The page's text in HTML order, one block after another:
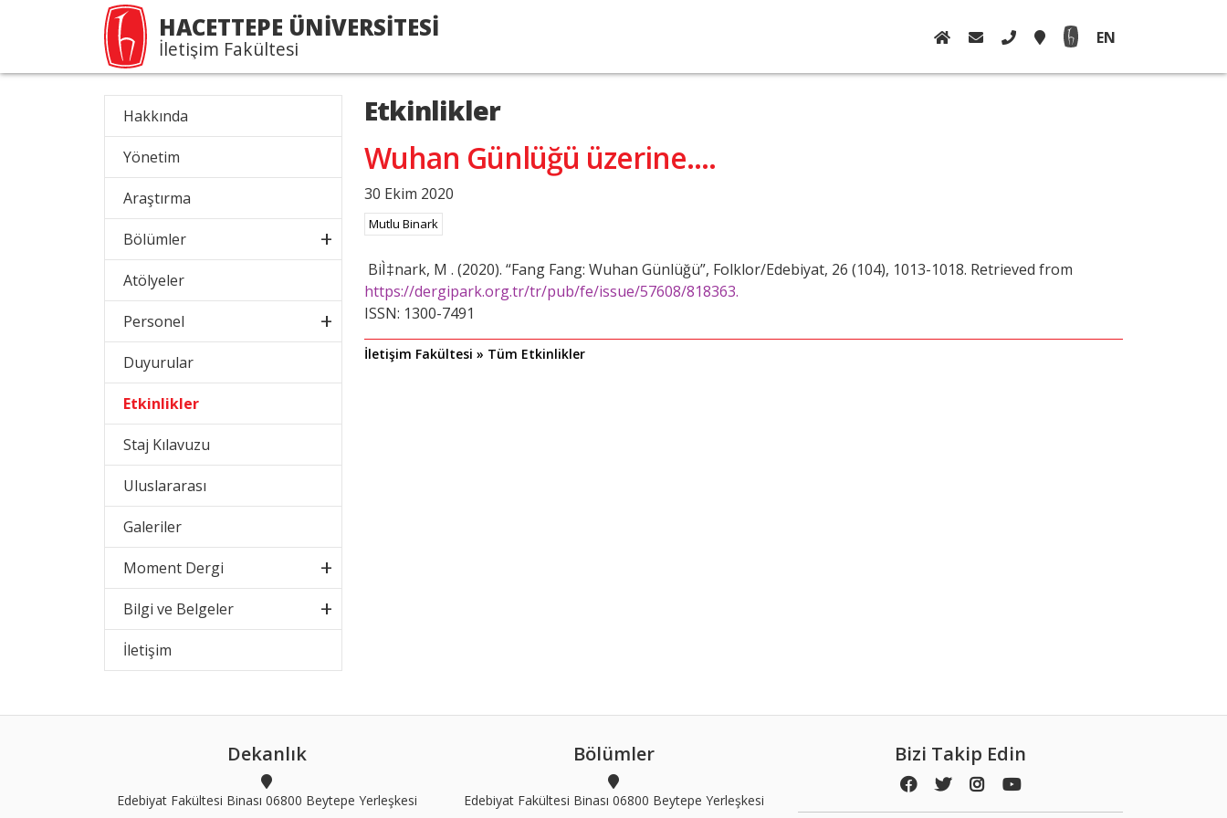
HACETTEPE ÜNİVERSİTESİ
İletişim Fakültesi EN
Hakkında
Yönetim
Araştırma
Bölümler
Atölyeler
Personel
Duyurular
Etkinlikler
Staj Kılavuzu
Uluslararası
Galeriler
Moment Dergi
Bilgi ve Belgeler
İletişim
Etkinlikler
Wuhan Günlüğü üzerine....
30 Ekim 2020
Mutlu Binark
BiÌ‡nark, M . (2020). “Fang Fang: Wuhan Günlüğü”, Folklor/Edebiyat, 26 (104), 1013-1018. Retrieved from
https://dergipark.org.tr/tr/pub/fe/issue/57608/818363.
ISSN: 1300-7491
İletişim Fakültesi » Tüm Etkinlikler
Dekanlık
Edebiyat Fakültesi Binası 06800 Beytepe Yerleşkesi
Bölümler
Edebiyat Fakültesi Binası 06800 Beytepe Yerleşkesi
Bizi Takip Edin